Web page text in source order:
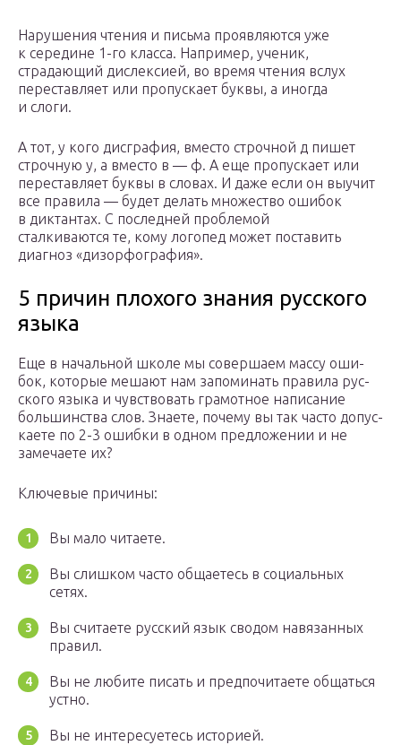
Нарушения чтения и письма проявляются уже
к середине 1-го класса. Например, ученик,
страдающий дислексией, во время чтения вслух
переставляет или пропускает буквы, а иногда
и слоги.
А тот, у кого дисграфия, вместо строчной д пишет
строчную у, а вместо в — ф. А еще пропускает или
переставляет буквы в словах. И даже если он выучит
все правила — будет делать множество ошибок
в диктантах. С последней проблемой
сталкиваются те, кому логопед может поставить
диагноз «дизорфография».
5 причин плохого знания русского
языка
Еще в началь­ной шко­ле мы совер­ша­ем мас­су оши­
бок, кото­рые меша­ют нам запо­ми­нать пра­ви­ла рус­
ско­го язы­ка и чув­ство­вать гра­мот­ное напи­са­ние
боль­шин­ства слов. Знаете, поче­му вы так часто допус­
ка­е­те по 2-3 ошиб­ки в одном пред­ло­же­нии и не
заме­ча­е­те их?
Ключевые при­чи­ны:
Вы мало чита­е­те.
Вы слиш­ком часто обща­е­тесь в соци­аль­ных
сетях.
Вы счи­та­е­те рус­ский язык сво­дом навя­зан­ных
пра­вил.
Вы не люби­те писать и пред­по­чи­та­е­те общать­ся
уст­но.
Вы не инте­ре­су­е­тесь исто­ри­ей.